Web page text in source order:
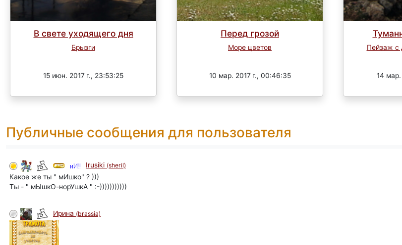
В свете уходящего дня
Брызги
15 июн. 2017 г., 23:53:25
Перед грозой
Море цветов
10 мар. 2017 г., 00:46:35
Пейзаж с
14 мар.
Публичные сообщения для пользователя
Irusiki (sheril)
Какое же ты " мИшко" ? )))
Ты - " мЫшкО-норУшкА " :-)))))))))))
Ирина (brassia)